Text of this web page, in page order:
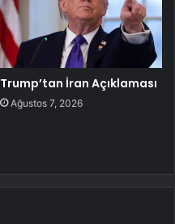
Trump’tan İran Açıklaması
Ağustos 7, 2026